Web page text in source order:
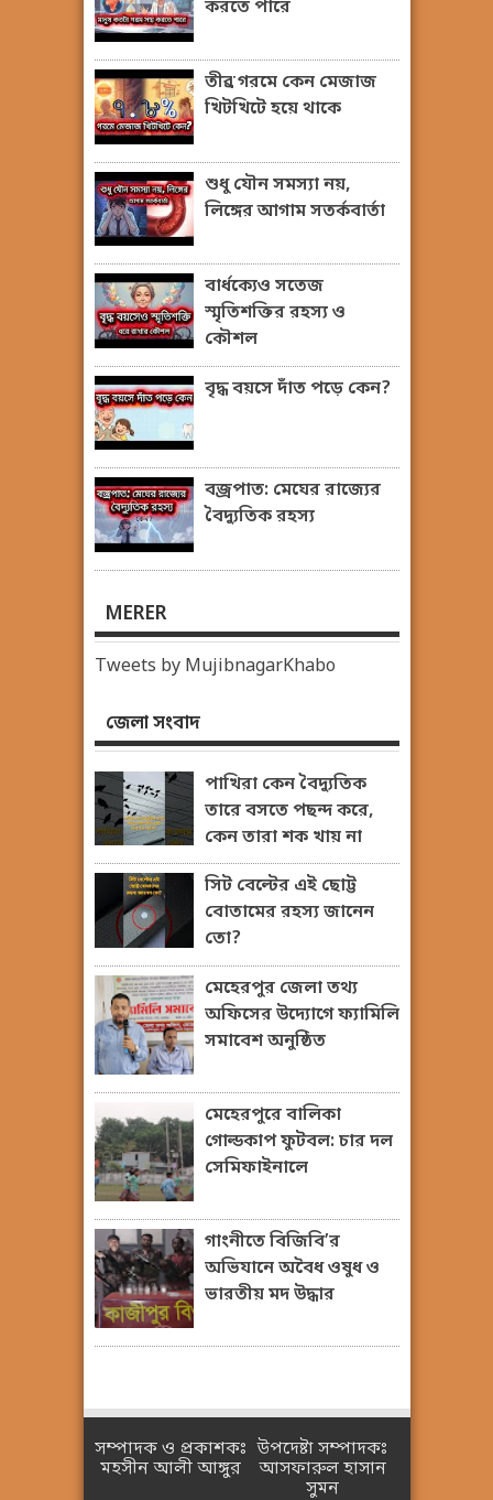
করতে পারে
তীব্র গরমে কেন মেজাজ
খিটখিটে হয়ে থাকে
শুধু যৌন সমস্যা নয়,
লিঙ্গের আগাম সতর্কবার্তা
বার্ধক্যেও সতেজ
স্মৃতিশক্তির রহস্য ও
কৌশল
বৃদ্ধ বয়সে দাঁত পড়ে কেন?
বজ্রপাত: মেঘের রাজ্যের
বৈদ্যুতিক রহস্য
MERER
Tweets by MujibnagarKhabo
জেলা সংবাদ
পাখিরা কেন বৈদ্যুতিক
তারে বসতে পছন্দ করে,
কেন তারা শক খায় না
সিট বেল্টের এই ছোট্ট
বোতামের রহস্য জানেন
তো?
মেহেরপুর জেলা তথ্য
অফিসের উদ্যোগে ফ্যামিলি
সমাবেশ অনুষ্ঠিত
মেহেরপুরে বালিকা
গোল্ডকাপ ফুটবল: চার দল
সেমিফাইনালে
গাংনীতে বিজিবি’র
অভিযানে অবৈধ ওষুধ ও
ভারতীয় মদ উদ্ধার
সম্পাদক ও প্রকাশকঃ
মহসীন আলী আঙ্গুর
উপদেষ্টা সম্পাদকঃ
আসফারুল হাসান
সুমন